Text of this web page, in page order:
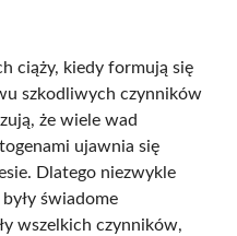
ciąży, kiedy formują się
szkodliwych czynników
że wiele wad
ujawnia się
Dlatego niezwykle
świadome
wszelkich czynników,